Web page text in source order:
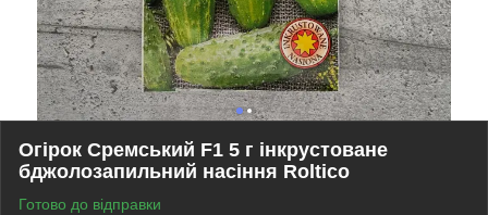
Огірок Сремський F1 5 г інкрустоване
бджолозапильний насіння Roltico
Готово до відправки